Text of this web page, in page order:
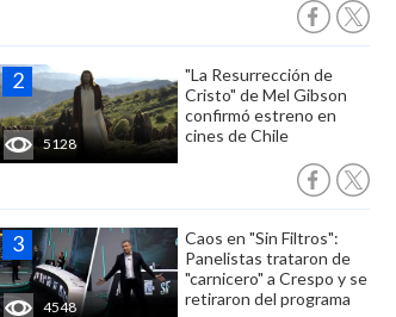
5128
"La Resurrección de
Cristo" de Mel Gibson
confirmó estreno en
cines de Chile
4548
Caos en "Sin Filtros":
Panelistas trataron de
"carnicero" a Crespo y se
retiraron del programa